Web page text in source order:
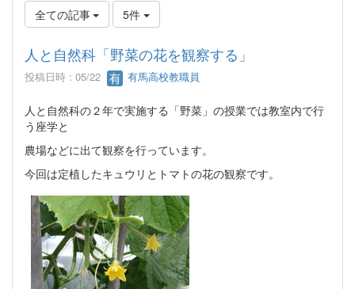
全ての記事 5件
人と自然科「野菜の花を観察する」
投稿日時 : 05/22 有馬高校教職員
人と自然科の２年で実施する「野菜」の授業では教室内で行
う座学と
農場などに出て観察を行っています。
今回は定植したキュウリとトマトの花の観察です。